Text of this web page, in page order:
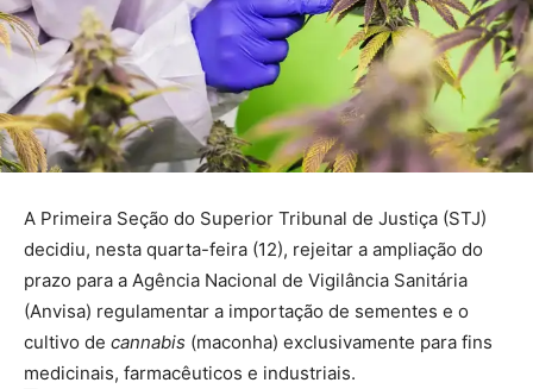
A Primeira Seção do Superior Tribunal de Justiça (STJ)
decidiu, nesta quarta-feira (12), rejeitar a ampliação do
prazo para a Agência Nacional de Vigilância Sanitária
(Anvisa) regulamentar a importação de sementes e o
cultivo de cannabis (maconha) exclusivamente para fins
medicinais, farmacêuticos e industriais.